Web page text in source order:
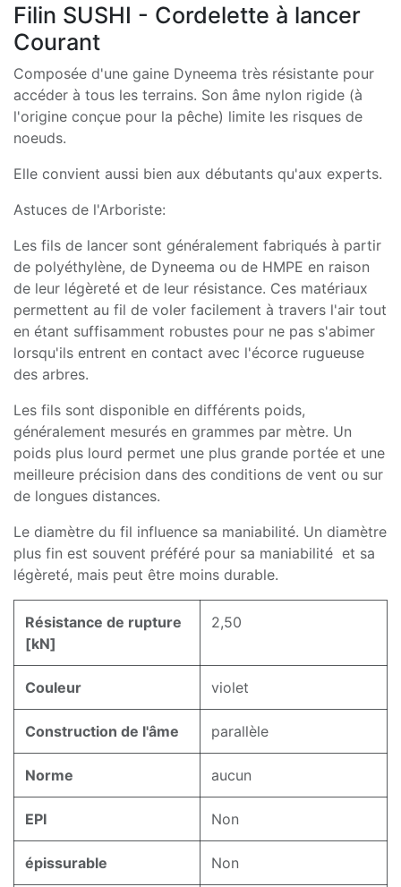
Filin SUSHI - Cordelette à lancer
Courant
Composée d'une gaine Dyneema très résistante pour
accéder à tous les terrains. Son âme nylon rigide (à
l'origine conçue pour la pêche) limite les risques de
noeuds.
Elle convient aussi bien aux débutants qu'aux experts.
Astuces de l'Arboriste:
Les fils de lancer sont généralement fabriqués à partir
de polyéthylène, de Dyneema ou de HMPE en raison
de leur légèreté et de leur résistance. Ces matériaux
permettent au fil de voler facilement à travers l'air tout
en étant suffisamment robustes pour ne pas s'abimer
lorsqu'ils entrent en contact avec l'écorce rugueuse
des arbres.
Les fils sont disponible en différents poids,
généralement mesurés en grammes par mètre. Un
poids plus lourd permet une plus grande portée et une
meilleure précision dans des conditions de vent ou sur
de longues distances.
Le diamètre du fil influence sa maniabilité. Un diamètre
plus fin est souvent préféré pour sa maniabilité et sa
légèreté, mais peut être moins durable.
Résistance de rupture
[kN]
2,50
Couleur violet
Construction de l'âme parallèle
Norme aucun
EPI Non
épissurable Non